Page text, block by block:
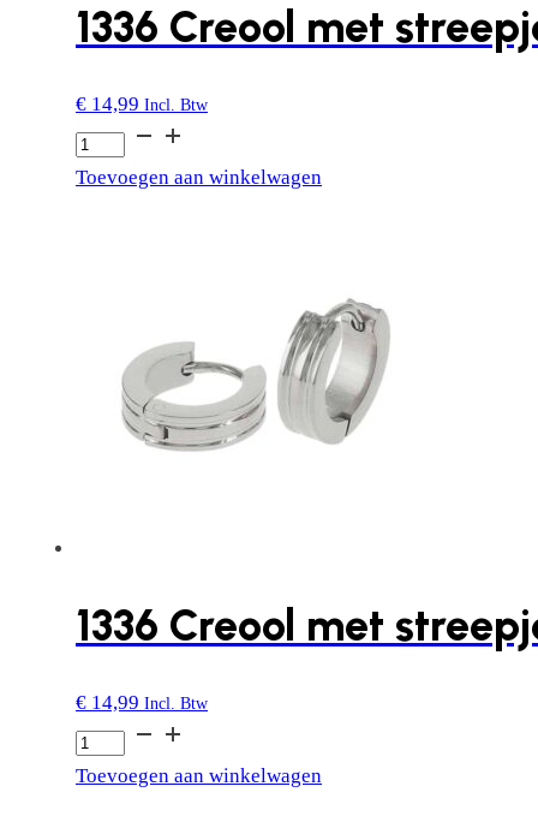
1336 Creool met
€ 14,99 Incl. Btw
1336
Creool
Jewelry
Toevoegen aan winkelwagen
1336 Creool met
€ 14,99 Incl. Btw
1336
Creool
Toevoegen aan winkelwagen